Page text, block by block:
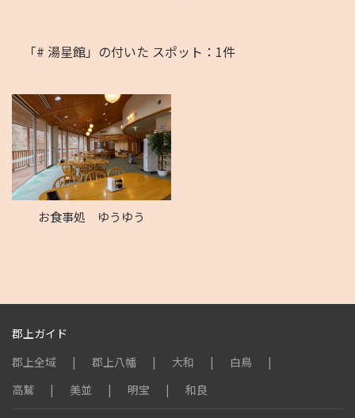
「# 湯星館」の付いた スポット：1件
お食事処 ゆうゆう
郡上ガイド
郡上全域
郡上八幡 大和
白鳥
高鷲
美並 明宝 和良